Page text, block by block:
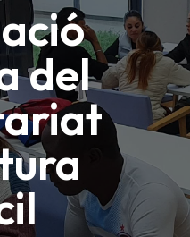
del